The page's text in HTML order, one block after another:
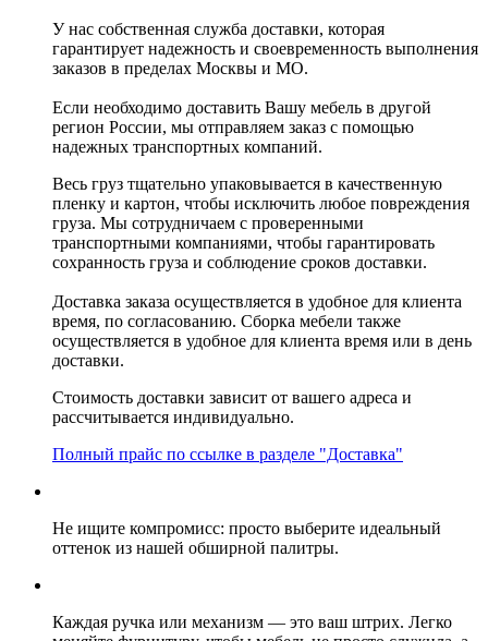
У нас собственная служба доставки, которая
гарантирует надежность и своевременность выполнения
заказов в пределах Москвы и МО.
Если необходимо доставить Вашу мебель в другой
регион России, мы отправляем заказ с помощью
надежных транспортных компаний.
Весь груз тщательно упаковывается в качественную
пленку и картон, чтобы исключить любое повреждения
груза. Мы сотрудничаем с проверенными
транспортными компаниями, чтобы гарантировать
сохранность груза и соблюдение сроков доставки.
Доставка заказа осуществляется в удобное для клиента
время, по согласованию. Сборка мебели также
осуществляется в удобное для клиента время или в день
доставки.
Стоимость доставки зависит от вашего адреса и
рассчитывается индивидуально.
Полный прайс по ссылке в разделе "Доставка"
Не ищите компромисс: просто выберите идеальный
оттенок из нашей обширной палитры.
Каждая ручка или механизм — это ваш штрих. Легко